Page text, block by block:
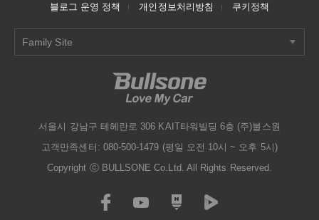
블로그 운영 정책 개인정보처리방침 쿠키정책
서울시 강남구 테헤란로 306 KAIT타워빌딩 6층 (주)불스원
고객만족센터: 080-500-1479 (평일 오전 10시 ~ 오후 5시)
Copyright ⓒ BULLSONE Co.Ltd. All Rights Reserved.
Family Site